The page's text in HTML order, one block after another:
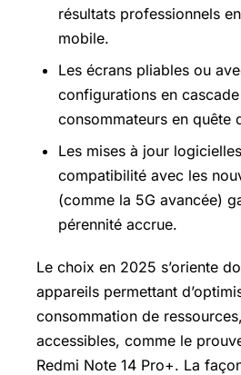
résultats professionnels
mobile.
Les écrans pliables ou
configurations en
consommateurs en quête
Les mises à jour
compatibilité avec les
(comme la 5G avancée)
pérennité accrue.
Le choix en 2025 s’oriente
appareils permettant
consommation de
accessibles, comme le
Redmi Note 14 Pro+. La